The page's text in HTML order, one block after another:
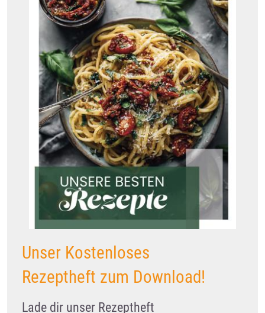
Unser Kostenloses
Rezeptheft zum Download!
Lade dir unser Rezeptheft